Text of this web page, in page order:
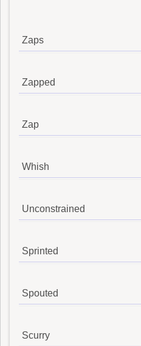
Zaps
Zapped
Zap
Whish
Unconstrained
Sprinted
Spouted
Scurry